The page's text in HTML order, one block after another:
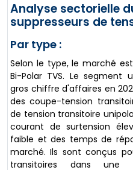
Analyse sectorielle
suppresseurs de
Par type :
Selon le type, le marché
Bi-Polar TVS. Le segment
gros chiffre d'affaires en
des coupe-tension
de tension transitoire
courant de surtension
faible et des temps de
marché. Ils sont conçus
transitoires dans une